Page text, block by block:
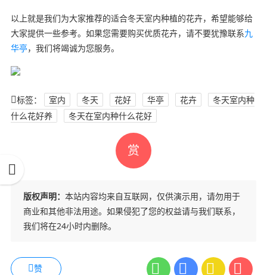
以上就是我们为大家推荐的适合冬天室内种植的花卉，希望能够给
大家提供一些参考。如果您需要购买优质花卉，请不要犹豫联系九
华亭，我们将竭诚为您服务。
标签： 室内 冬天 花好 华亭 花卉
冬天室内种
什么花好养
冬天在室内种什么花好
赏
版权声明： 本站内容均来自互联网，仅供演示用，请勿用于
商业和其他非法用途。如果侵犯了您的权益请与我们联系，
我们将在24小时内删除。
赞